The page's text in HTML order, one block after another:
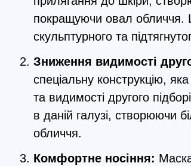
покращуючи овал обличчя.
скульптурного та
Зниження видимості
спеціальну конструкцію,
та видимості другого
в даній галузі, створюючи
обличчя.
Комфортне носіння: